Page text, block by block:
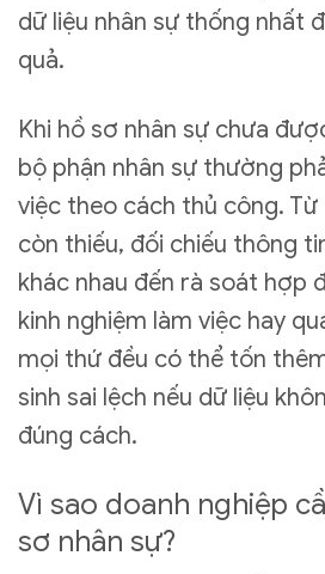
dữ liệu nhân sự thống nhất
quả.
Khi hồ sơ nhân sự chưa
bộ phận nhân sự thường
việc theo cách thủ công.
còn thiếu, đối chiếu thông
khác nhau đến rà soát hợp
kinh nghiệm làm việc hay
mọi thứ đều có thể tốn
sinh sai lệch nếu dữ liệu
đúng cách.
Vì sao doanh nghiệp
sơ nhân sự?